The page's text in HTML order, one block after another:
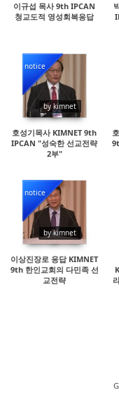
이규섭 목사 9th IPCAN
청교도적 영성회복응답
notice
by kimnet
15260
호성기목사 KIMNET 9th
IPCAN "성숙한 선교전략
2부"
notice
by kimnet
16875
이상진장로 응답 KIMNET
9th 한인교회의 다민족 선
교전략